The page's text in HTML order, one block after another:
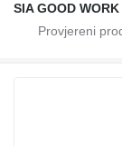
SIA GOOD WORK